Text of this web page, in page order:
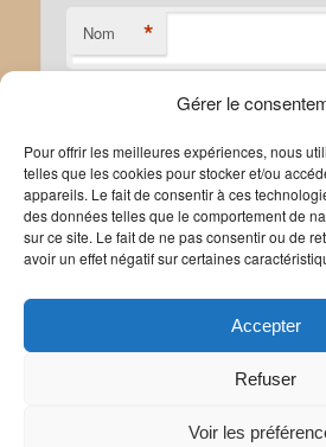
Gérer le
Pour offrir les meilleures expériences, nous
telles que les cookies pour stocker et/ou
appareils. Le fait de consentir à ces
des données telles que le comportement de
sur ce site. Le fait de ne pas consentir ou de
avoir un effet négatif sur certaines
Accepter
Refuser
Voir les
Nom *
E-mail *
Site web
Politique de confidentialité Politique de